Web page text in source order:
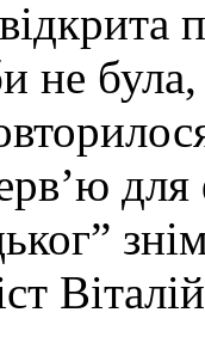
була,